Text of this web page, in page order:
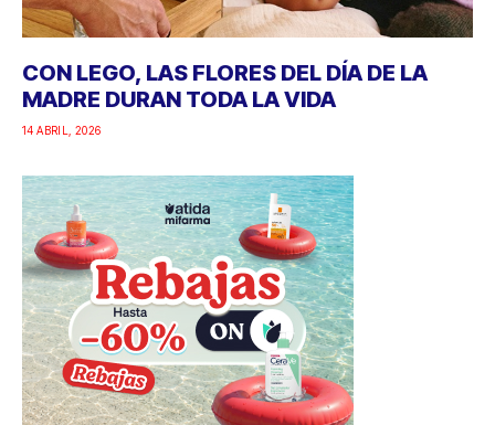
CON LEGO, LAS FLORES DEL DÍA DE LA
MADRE DURAN TODA LA VIDA
14 ABRIL, 2026